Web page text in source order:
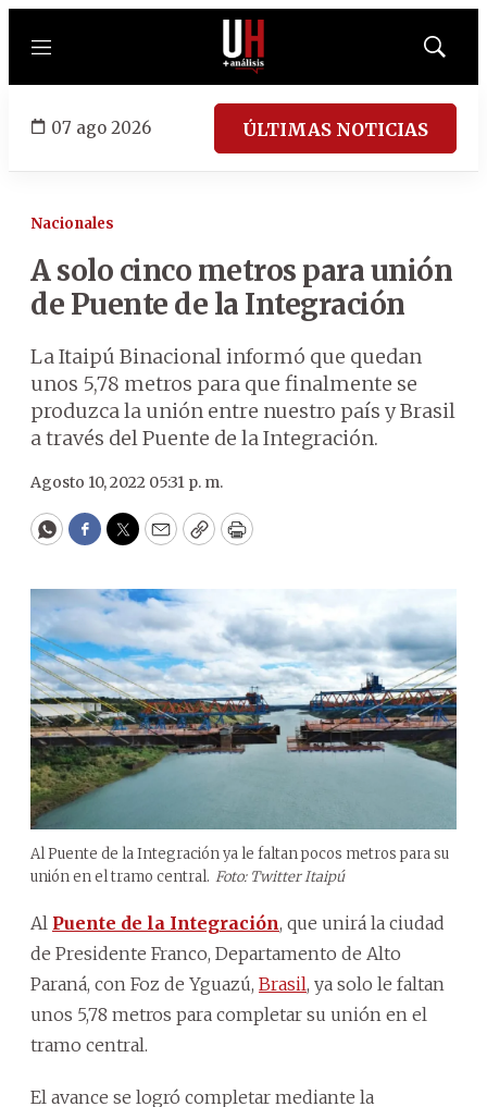
Menú
Mostrar
07 ago 2026 ÚLTIMAS NOTICIAS
Nacionales
A solo cinco metros para unión
de Puente de la Integración
La Itaipú Binacional informó que quedan
unos 5,78 metros para que finalmente se
produzca la unión entre nuestro país y Brasil
a través del Puente de la Integración.
Agosto 10, 2022 05:31 p. m.
WhatsApp
Facebook
Twitter
EmailCopyPrint
Al Puente de la Integración ya le faltan pocos metros para su
unión en el tramo central. Foto: Twitter Itaipú
Al Puente de la Integración, que unirá la ciudad
de Presidente Franco, Departamento de Alto
Paraná, con Foz de Yguazú, Brasil, ya solo le faltan
unos 5,78 metros para completar su unión en el
tramo central.
El avance se logró completar mediante la